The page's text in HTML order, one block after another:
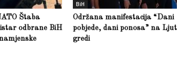
Štaba
odbrane BiH
BiH
Održana manifestacija “Dani
pobjede, dani ponosa” na
gredi